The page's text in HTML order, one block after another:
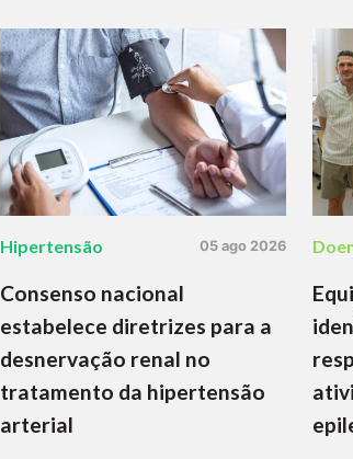
Hipertensão 05 ago 2026
Consenso nacional
estabelece diretrizes para a
desnervação renal no
tratamento da hipertensão
arterial